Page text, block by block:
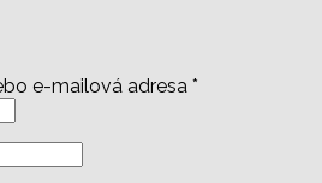
e-mailová adresa *